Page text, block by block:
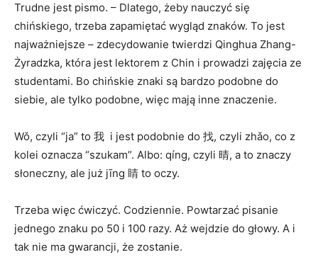
Trudne jest pismo. – Dlatego, żeby nauczyć się
chińskiego, trzeba zapamiętać wygląd znaków. To jest
najważniejsze – zdecydowanie twierdzi Qinghua Zhang-
Żyradzka, która jest lektorem z Chin i prowadzi zajęcia ze
studentami. Bo chińskie znaki są bardzo podobne do
siebie, ale tylko podobne, więc mają inne znaczenie.
Wǒ, czyli “ja” to 我 i jest podobnie do 找, czyli zhǎo, co z
kolei oznacza “szukam”. Albo: qíng, czyli 晴, a to znaczy
słoneczny, ale już jīng 睛 to oczy.
Trzeba więc ćwiczyć. Codziennie. Powtarzać pisanie
jednego znaku po 50 i 100 razy. Aż wejdzie do głowy. A i
tak nie ma gwarancji, że zostanie.